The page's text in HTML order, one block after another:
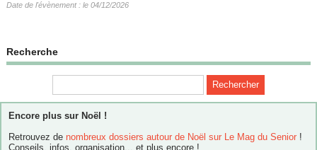
Date de l'évènement : le 04/12/2026
Recherche
Encore plus sur Noël !
Retrouvez de nombreux dossiers autour de Noël sur Le Mag du Senior !
Conseils, infos, organisation... et plus encore !